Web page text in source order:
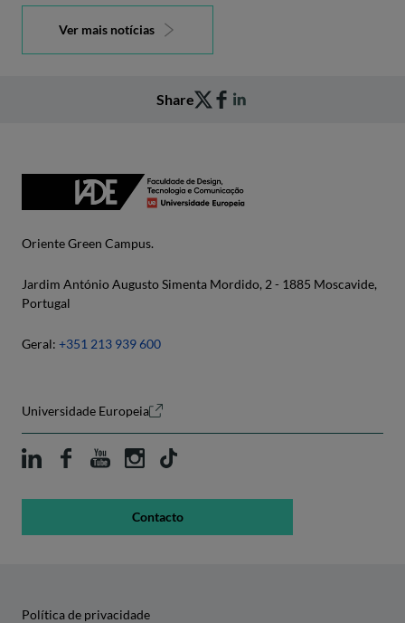
Ver mais notícias
Share
Oriente Green Campus.
Jardim António Augusto Simenta Mordido, 2 - 1885 Moscavide,
Portugal
Geral: +351 213 939 600
Universidade Europeia
Contacto
Política de privacidade